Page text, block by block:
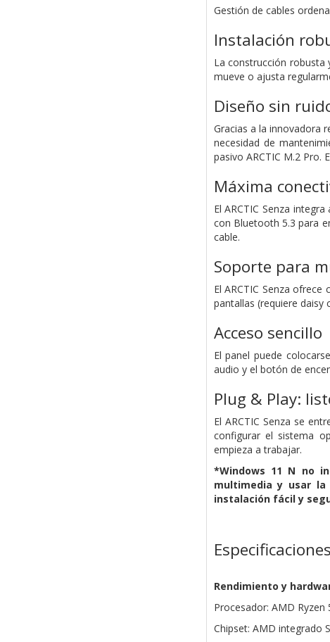
Gestión de cables
Instalación
La construcción
mueve o ajusta
Diseño sin
Gracias a la innovadora
necesidad de
pasivo ARCTIC M.2
Máxima
El ARCTIC Senza
con Bluetooth 5.3 para
cable.
Soporte para
El ARCTIC Senza
pantallas (requiere daisy
Acceso sencillo
El panel puede
audio y el botón de
Plug & Play:
El ARCTIC Senza se
configurar el sistema
empieza a trabajar.
*Windows 11 N no
multimedia y usar la
instalación fácil y
Especificaciones
Rendimiento y
Procesador: AMD Ryzen
Chipset: AMD integrado